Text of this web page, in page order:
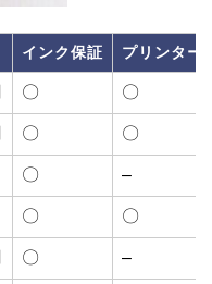
インク保証 プリンター
〇 〇
〇 〇
〇 –
〇 〇
〇 –